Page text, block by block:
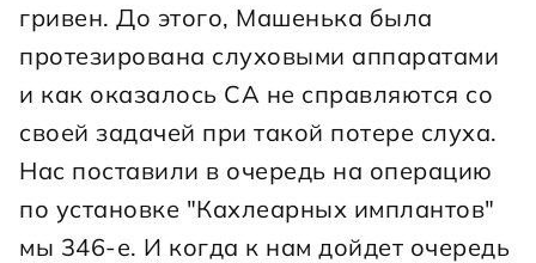
гривен. До этого, Машенька была
протезирована слуховыми аппаратами
и как оказалось СА не справляются со
своей задачей при такой потере слуха.
Нас поставили в очередь на операцию
по установке "Кахлеарных имплантов"
мы 346-е. И когда к нам дойдет очередь